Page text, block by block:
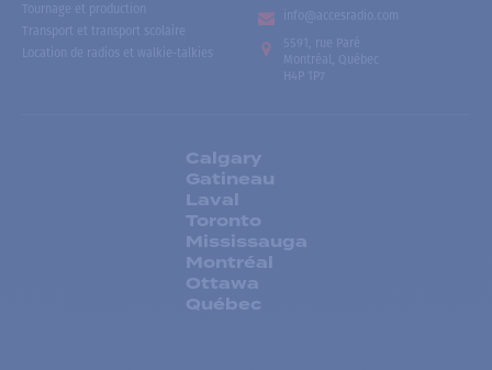
Tournage et production
Transport et transport scolaire
Location de radios et walkie-talkies
info@accesradio.com
5591, rue Paré
Montréal, Québec
H4P 1P7
Calgary
Gatineau
Laval
Toronto
Mississauga
Montréal
Ottawa
Québec